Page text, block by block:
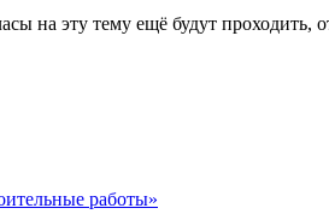
на эту тему ещё будут
работы»